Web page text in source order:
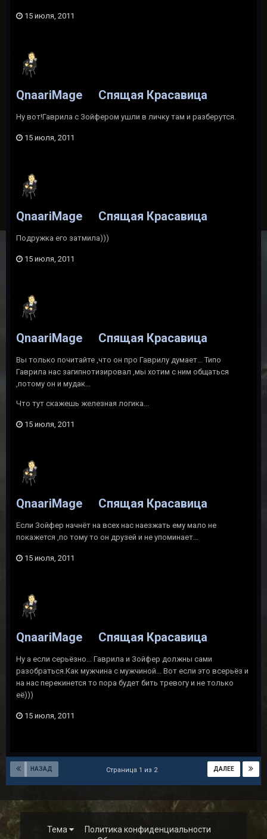
15 июля, 2011
QnaariMage Спящая Красавица
Ну вот!Гаврила с Зойфером ушли в личку там и разберутся.
15 июля, 2011
QnaariMage Спящая Красавица
Подружка его затмила)))
15 июля, 2011
QnaariMage Спящая Красавица
Вы только почитайте ,что он про Гаврилу думает... Типо
Гаврила нас загипнотизировал ,мы хотим с ним общаться
,потому он и мудак...
Что тут скажешь железная логика...
15 июля, 2011
QnaariMage Спящая Красавица
Если Зойфер начнёт на всех нас наезжать ему мало не
покажется ,по тому то он друзей и не упоминает...
15 июля, 2011
QnaariMage Спящая Красавица
Ну а если серьёзно... Гаврила и Зойфер должны сами
разобраться.Как мужчина с мужчиной... Вот если это всерьёз и
на нас перекинется то пора будет бить тревогу и не только
её)))
15 июля, 2011
НАЗАД ДАЛЕЕ
Страница 1 из 2
Тема
Политика конфиденциальности